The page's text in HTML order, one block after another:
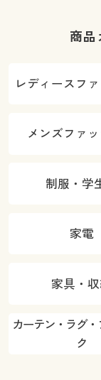
商
レディースフ
メンズファ
制服・学
家電
家具・
カーテン・ラグ・
ク